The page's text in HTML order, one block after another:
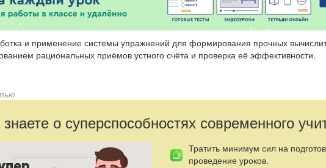
и применение системы упражнений для формирования прочных
рациональных приёмов устного счёта и проверка её эффективности.
навыкам учащихся.
о суперспособностях современного
Тратить минимум сил на
проведение уроков.